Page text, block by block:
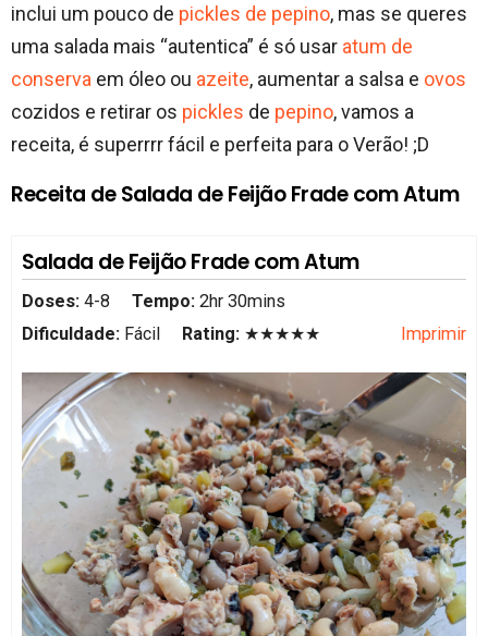
inclui um pouco de pickles de pepino, mas se queres
uma salada mais “autentica” é só usar atum de
conserva em óleo ou azeite, aumentar a salsa e ovos
cozidos e retirar os pickles de pepino, vamos a
receita, é superrrr fácil e perfeita para o Verão! ;D
Receita de Salada de Feijão Frade com Atum
Salada de Feijão Frade com Atum
Doses: 4-8 Tempo: 2hr 30mins
Dificuldade: Fácil Rating: ★★★★★ Imprimir